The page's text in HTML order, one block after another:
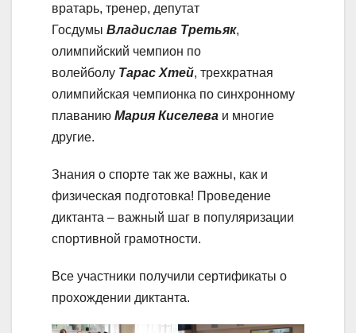
вратарь, тренер, депутат
Госдумы Владислав Третьяк,
олимпийский чемпион по
волейболу Тарас Хтей, трехкратная
олимпийская чемпионка по синхронному
плаванию Мария Киселева и многие
другие.
Знания о спорте так же важны, как и
физическая подготовка! Проведение
диктанта – важный шаг в популяризации
спортивной грамотности.
Все участники получили сертификаты о
прохождении диктанта.